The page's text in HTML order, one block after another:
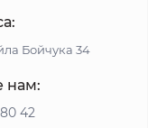
Бойчука 34
нам:
42